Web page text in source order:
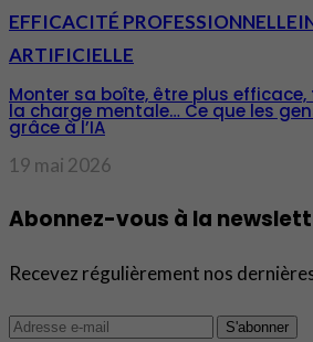
EFFICACITÉ PROFESSIONNELLE
ARTIFICIELLE
Monter sa boîte, être plus
la charge mentale… Ce que les
grâce à l’IA
19 mai 2026
Abonnez-vous à la
Recevez régulièrement nos
S'abonner